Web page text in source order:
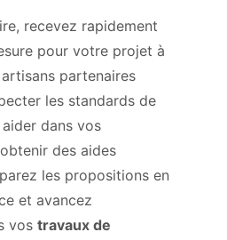
recevez rapidement
pour votre projet à
partenaires
les standards de
dans vos
des aides
les propositions en
et avancez
vos travaux de